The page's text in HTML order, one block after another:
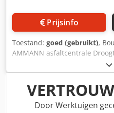
Prijsinfo
Toestand: goed (gebruikt),
AMMANN asfaltcentrale
Filter: 2014 Chedpoxqpvtjfx Ai
2013 Capaciteit: 160 ton/uur
gedemonteerd
Door Werktuigen